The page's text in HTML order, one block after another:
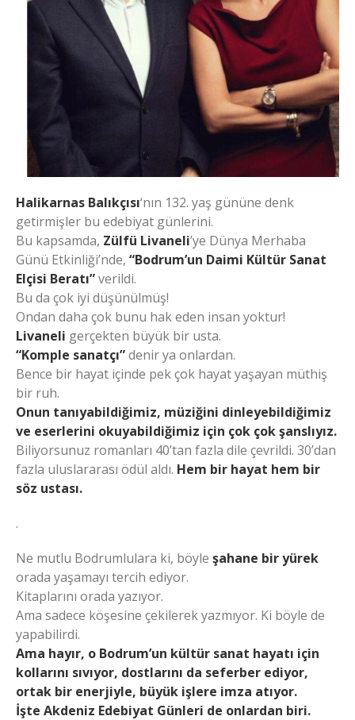
Halikarnas Balıkçısı‘nın 132. yaş gününe denk
getirmişler bu edebiyat günlerini.
Bu kapsamda, Zülfü Livaneli’ye Dünya Merhaba
Günü Etkinliği’nde, “Bodrum’un Daimi Kültür Sanat
Elçisi Beratı”verildi.
Bu da çok iyi düşünülmüş!
Ondan daha çok bunu hak eden insan yoktur!
Livaneli gerçekten büyük bir usta.
“Komple sanatçı”denir ya onlardan.
Bence bir hayat içinde pek çok hayat yaşayan müthiş
bir ruh.
Onun tanıyabildiğimiz, müziğini dinleyebildiğimiz
ve eserlerini okuyabildiğimiz için çok çok şanslıyız.
Biliyorsunuz romanları 40’tan fazla dile çevrildi. 30’dan
fazla uluslararası ödül aldı. Hem bir hayat hem bir
söz ustası.
.
Ne mutlu Bodrumlulara ki, böyle şahane bir yürek
orada yaşamayı tercih ediyor.
Kitaplarını orada yazıyor.
Ama sadece köşesine çekilerek yazmıyor. Ki böyle de
yapabilirdi.
Ama hayır, o Bodrum’un kültür sanat hayatı için
kollarını sıvıyor, dostlarını da seferber ediyor,
ortak bir enerjiyle, büyük işlere imza atıyor.
İşte Akdeniz Edebiyat Günleri de onlardan biri.